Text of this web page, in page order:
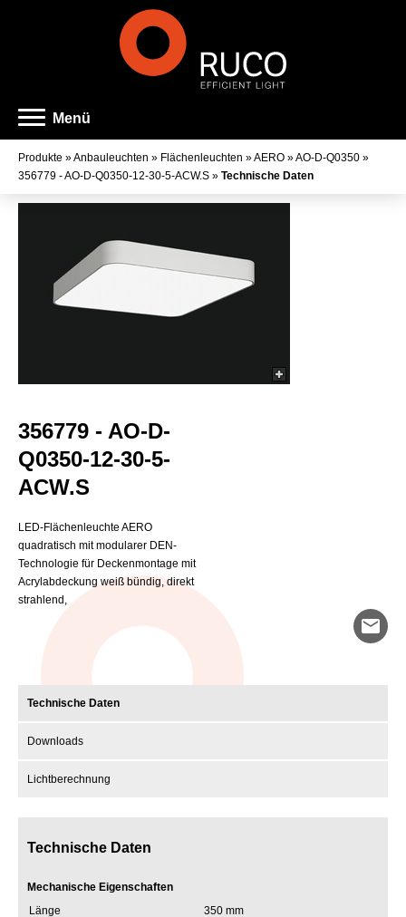
Menü
Produkte »Anbauleuchten » Flächenleuchten »AERO »AO-D-Q0350 »
356779 - AO-D-Q0350-12-30-5-ACW.S » Technische Daten
356779 - AO-D-
Q0350-12-30-5-
ACW.S
LED-Flächenleuchte AERO
quadratisch mit modularer DEN-
Technologie für Deckenmontage mit
Acrylabdeckung weiß bündig, direkt
strahlend,
mail
Technische Daten
Downloads
Lichtberechnung
Technische Daten
Mechanische Eigenschaften
Länge
350 mm